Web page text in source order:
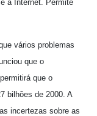
a Internet. Permite
vários problemas
que o
que o
bilhões de 2000. A
incertezas sobre as